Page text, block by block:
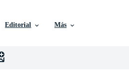
Editorial Más